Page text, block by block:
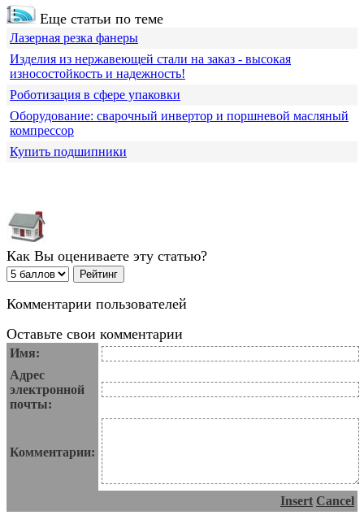
Еще статьи по теме
Лазерная резка фанеры
Изделия из нержавеющей стали на заказ - высокая
износостойкость и надежность!
Роботизация в сфере упаковки
Оборудование: сварочный инвертор и поршневой масляный
компрессор
Купить подшипники
Как Вы оцениваете эту статью?
Комментарии пользователей
Оставьте свои комментарии
Имя:
Адрес
электронной
почты:
Комментарии:
Insert Cancel